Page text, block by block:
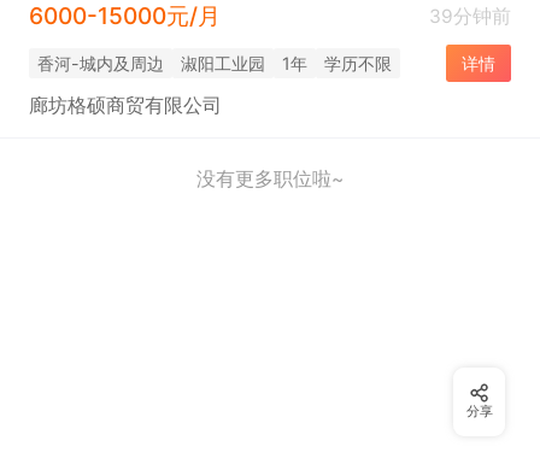
6000-15000元/月
39分钟前
香河-城内及周边 淑阳工业园 1年 学历不限 详情
廊坊格硕商贸有限公司
没有更多职位啦~
分享